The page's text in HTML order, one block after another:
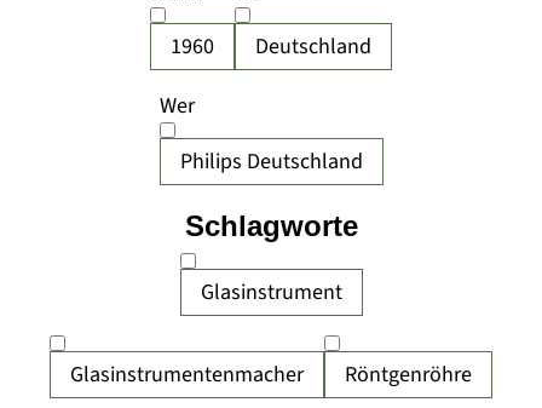
1960
Deutschland
Wer
Philips Deutschland
Glasinstrument
Glasinstrumentenmacher Röntgenröhre
Schlagworte